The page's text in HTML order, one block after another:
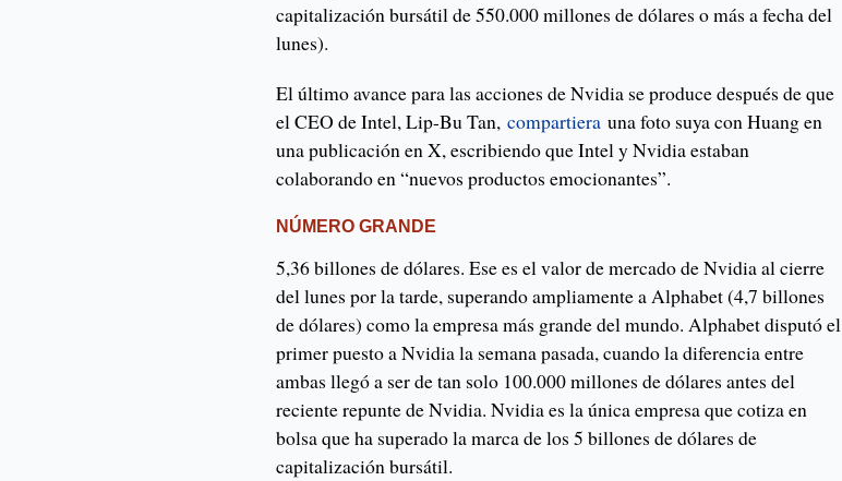
capitalización bursátil de 550.000 millones de dólares o más a fecha del
lunes).
El último avance para las acciones de Nvidia se produce después de que
el CEO de Intel, Lip-Bu Tan,compartiera una foto suya con Huang en
una publicación en X, escribiendo que Intel y Nvidia estaban
colaborando en “nuevos productos emocionantes”.
NÚMERO GRANDE
5,36 billones de dólares. Ese es el valor de mercado de Nvidia al cierre
del lunes por la tarde, superando ampliamente a Alphabet (4,7 billones
de dólares) como la empresa más grande del mundo. Alphabet disputó el
primer puesto a Nvidia la semana pasada, cuando la diferencia entre
ambas llegó a ser de tan solo 100.000 millones de dólares antes del
reciente repunte de Nvidia. Nvidia es la única empresa que cotiza en
bolsa que ha superado la marca de los 5 billones de dólares de
capitalización bursátil.